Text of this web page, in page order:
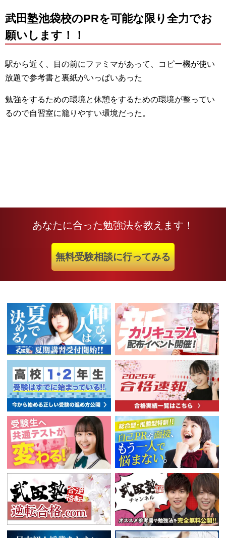
武田塾池袋校のPRを可能な限り全力でお
願いします！！
駅から近く、目の前にファミマがあって、コピー機が使い
放題で参考書と裏紙がいっぱいあった
勉強をするための環境と休憩をするための環境が整ってい
るので自習室に籠りやすい環境だった。
あなたに合った勉強法を教えます！
無料受験相談に行ってみる